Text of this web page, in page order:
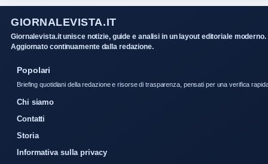
GIORNALEVISTA.IT
Giornalevista.it unisce notizie, guide e analisi in un layout editoriale moderno.
Aggiornato continuamente dalla redazione.
Popolari
Briefing quotidiani della redazione e risorse di trasparenza, pensati per una verifica
Chi siamo
Contatti
Storia
Informativa sulla privacy